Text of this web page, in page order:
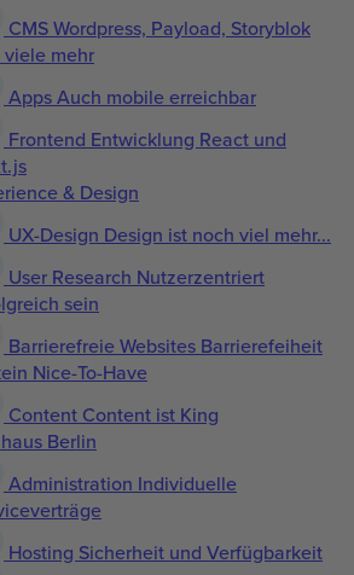
CMSWordpress, Payload, Storyblok
viele mehr
AppsAuch mobile erreichbar
Frontend Entwicklung React und
& Design
UX-Design Design ist noch viel mehr...
User Research Nutzerzentriert
sein
Barrierefreie Websites Barrierefeiheit
Nice-To-Have
Content Content ist King
Berlin
Administration Individuelle
Hosting Sicherheit und Verfügbarkeit